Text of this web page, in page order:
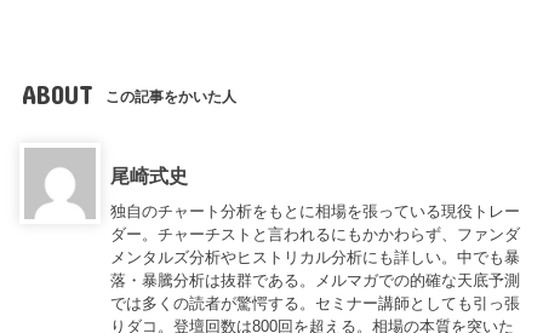
ABOUT この記事をかいた人
尾崎式史
独自のチャート分析をもとに相場を張っている現役トレー
ダー。チャーチストと言われるにもかかわらず、ファンダ
メンタルズ分析やヒストリカル分析にも詳しい。中でも暴
落・暴騰分析は抜群である。メルマガでの的確な天底予測
では多くの読者が驚愕する。セミナー講師としても引っ張
りダコ。登壇回数は800回を超える。相場の本質を突いた